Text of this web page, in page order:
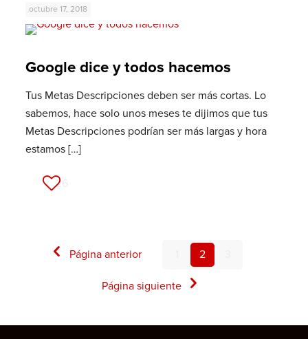
octubre 17, 2018
Google dice y todos hacemos
Tus Metas Descripciones deben ser más cortas. Lo
sabemos, hace solo unos meses te dijimos que tus
Metas Descripciones podrían ser más largas y hora
estamos[…]
26
Página anterior 2
Página siguiente